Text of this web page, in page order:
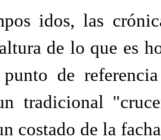
idos, las
de lo que es
de
tradicional
costado de la